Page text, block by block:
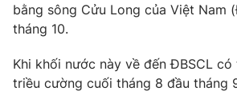
Liên hệ quảng cáo: 024-7300.7108
bằng sông Cửu Long của Việt Nam
tháng 10.
Khi khối nước này về đến ĐBSCL
triều cường cuối tháng 8 đầu tháng